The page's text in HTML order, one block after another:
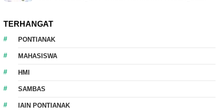
TERHANGAT
PONTIANAK
MAHASISWA
HMI
SAMBAS
IAIN PONTIANAK